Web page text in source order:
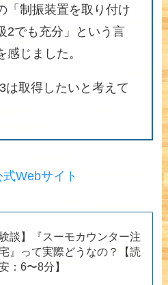
「制振装置を取り付け
2でも充分」という言
じました。
は取得したいと考えて
Webサイト
験談】『スーモカウンター注
』って実際どうなの？【読
：6〜8分】